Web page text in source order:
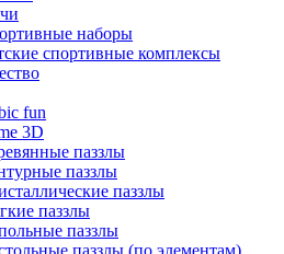
наборы
спортивные комплексы
fun
3D
паззлы
паззлы
паззлы
паззлы
паззлы
паззлы (по элементам)